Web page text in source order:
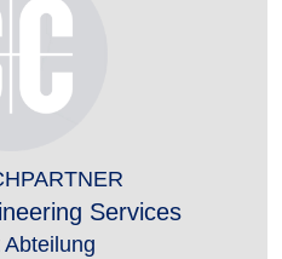
Services